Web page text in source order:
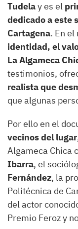
Tudelay es el
dedicado a este
Cartagena. En
identidad, el
La Algameca
testimonios,
realista que
que algunas
Por ello en el
vecinos del lugar
Algameca Chica
Ibarra, el
Fernández, la
Politécnica de
del actor
Premio Feroz y